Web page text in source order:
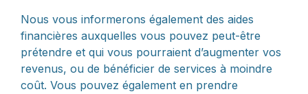
Nous vous informerons également des aides
financières auxquelles vous pouvez peut-être
prétendre et qui vous pourraient d’augmenter vos
revenus, ou de bénéficier de services à moindre
coût. Vous pouvez également en prendre